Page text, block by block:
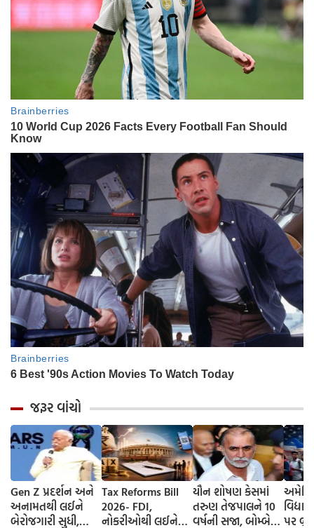
જરૂર વાંચો
Gen Z પ્રદર્શન અને
અનામતથી લઈને
બેરોજગારી સુધી,
Tax Reforms Bill
2026- FDI,
નોકરીઓથી લઈને
યૌન શોષણ કેસમાં
તરુણ તેજપાલને 10
વર્ષની સજા, બોમ્બે
પર